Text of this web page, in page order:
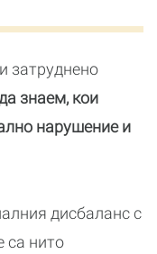
затруднено
знаем, кои
нарушение и
дисбаланс с
са нито